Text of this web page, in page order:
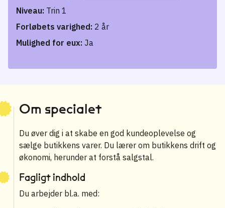
Niveau: Trin 1
Forløbets varighed: 2 år
Mulighed for eux: Ja
Om specialet
Du øver dig i at skabe en god kundeoplevelse og
sælge butikkens varer. Du lærer om butikkens drift og
økonomi, herunder at forstå salgstal.
Fagligt indhold
Du arbejder bl.a. med: